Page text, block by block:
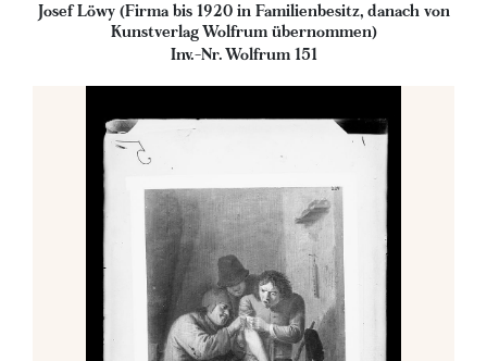
Josef Löwy (Firma bis 1920 in Familienbesitz, danach von
Kunstverlag Wolfrum übernommen)
Inv.-Nr. Wolfrum 151